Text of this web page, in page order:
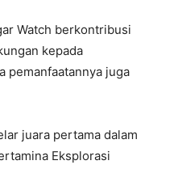
Watch berkontribusi
kepada
pemanfaatannya juga
juara pertama dalam
Eksplorasi